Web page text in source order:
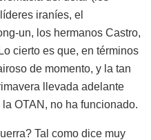
iraníes, el
un, los hermanos Castro,
cierto es que, en términos
de momento, y la tan
llevada adelante
OTAN, no ha funcionado.
Tal como dice muy